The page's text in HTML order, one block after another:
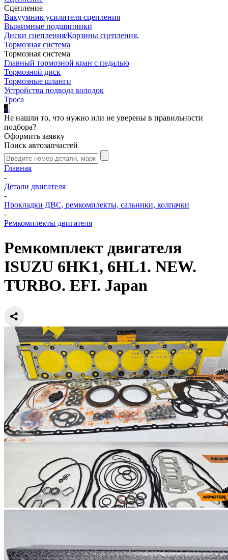
Сцепление
Вакуумник усилителя сцепления
Выжимные подшипники
Диски сцепления/Корзины сцепления.
Тормозная система
Тормозная система
Главный тормозной кран с педалью
Тормозной диск
Тормозные шланги
Устройства подвода колодок
Троса
...
Не нашли то, что нужно или не уверены в правильности
подбора?
Оформить заявку
Поиск автозапчастей
Главная
-
Детали двигателя
-
Прокладки ДВС, ремкомплекты, сальники, колпачки
-
Ремкомплекты двигателя
Ремкомплект двигателя
ISUZU 6HK1, 6HL1. NEW.
TURBO. EFI. Japan